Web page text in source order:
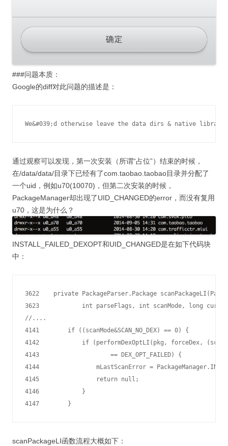
###问题本质：
Google的diff对此问题的描述是：
通过观察可以发现，第一次安装（所谓“占位”）结束的时候，
在/data/data/目录下已经有了com.taobao.taobao目录并分配了
一个uid，例如u70(10070)，但第二次安装的时候，
PackageManager却出现了UID_CHANGED的error，而没有复用
u70，这是为什么？
INSTALL_FAILED_DEXOPT和UID_CHANGED是在如下代码块
中：
3622    private PackageParser.Package
3623            int parseFlags, int scanMode, long
//....
4141        if ((scanMode&SCAN_NO_DEX) == 0) {
4142            if (performDexOptLI(pkg, forceDex,
4143                    == DEX_OPT_FAILED) {
4144                mLastScanError =
4145                return null;
4146            }
scanPackageLI函数流程大概如下：